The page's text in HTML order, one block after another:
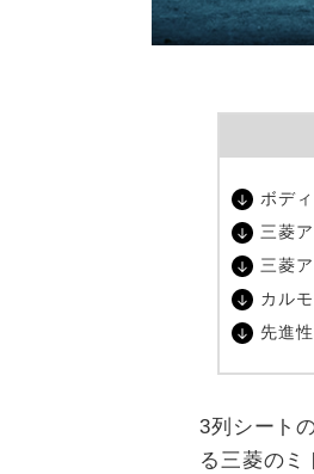
ボデ
三菱
三菱
カル
先進
3列シート
る三菱のミ